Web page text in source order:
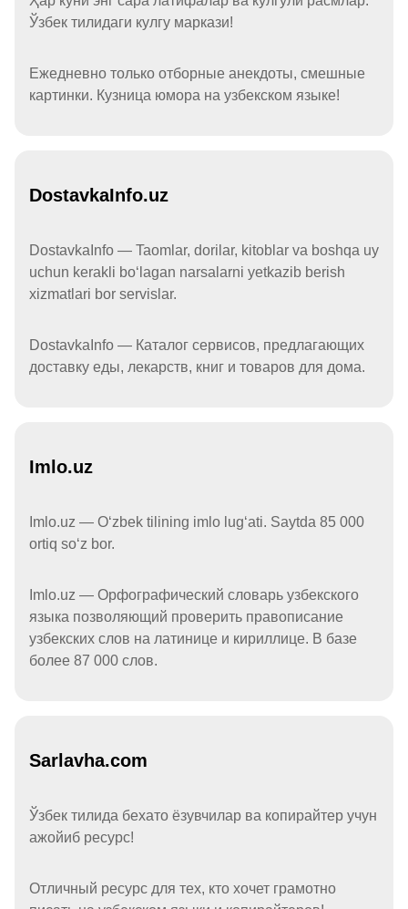
Ўзбек тилидаги кулгу маркази!
Ежедневно только отборные анекдоты, смешные
картинки. Кузница юмора на узбекском языке!
DostavkaInfo.uz
DostavkaInfo — Taomlar, dorilar, kitoblar va boshqa uy
uchun kerakli boʻlagan narsalarni yetkazib berish
xizmatlari bor servislar.
DostavkaInfo — Каталог сервисов, предлагающих
доставку еды, лекарств, книг и товаров для дома.
Imlo.uz
Imlo.uz — Oʻzbek tilining imlo lugʻati. Saytda 85 000
ortiq soʻz bor.
Imlo.uz — Орфографический словарь узбекского
языка позволяющий проверить правописание
узбекских слов на латинице и кириллице. В базе
более 87 000 слов.
Sarlavha.com
Ўзбек тилида бехато ёзувчилар ва копирайтер учун
ажойиб ресурс!
Отличный ресурс для тех, кто хочет грамотно